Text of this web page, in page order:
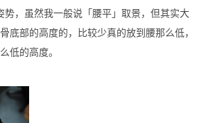
势，虽然我一般说「腰平」取景，但其实大
底部的高度的，比较少真的放到腰那么低，
低的高度。